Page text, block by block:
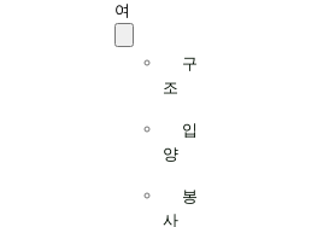
여
구
조
입
양
봉
사